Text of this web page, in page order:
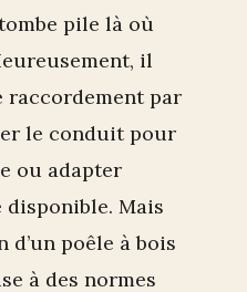
pile là où
il
raccordement par
le conduit pour
ou adapter
disponible. Mais
poêle à bois
à des normes